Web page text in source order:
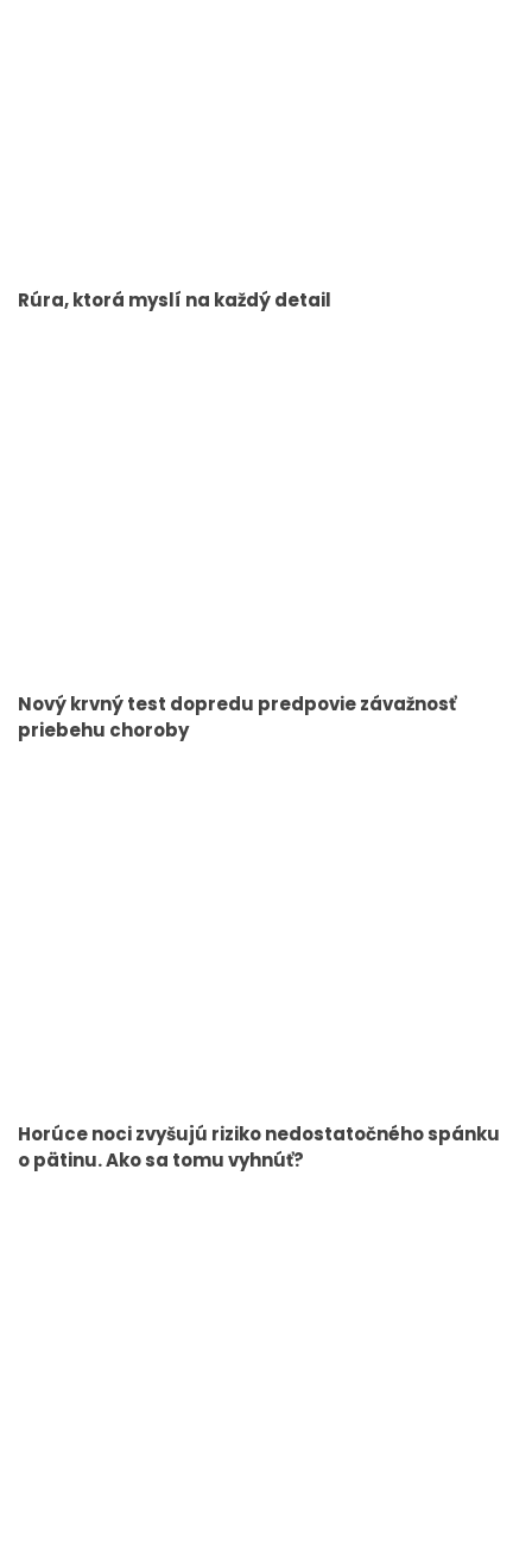
Rúra, ktorá myslí na každý detail
Nový krvný test dopredu predpovie závažnosť
priebehu choroby
Horúce noci zvyšujú riziko nedostatočného spánku
o pätinu. Ako sa tomu vyhnúť?